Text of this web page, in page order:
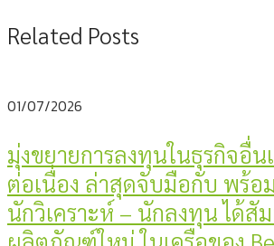
Related Posts
01/07/2026
มุ่งขยายการลงทุนในธุรกิจอื่น
ต่อเนื่อง ล่าสุดจับมือกับ พร้อ
นักวิเคราะห์ – นักลงทุน ได้สั